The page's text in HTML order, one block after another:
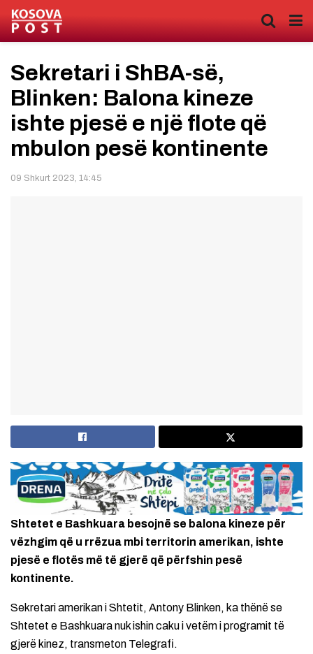
Sekretari i ShBA-së,
Blinken: Balona kineze
ishte pjesë e një flote që
mbulon pesë kontinente
09 Shkurt 2023, 14:45
Shtetet e Bashkuara besojnë se balona kineze për
vëzhgim që u rrëzua mbi territorin amerikan, ishte
pjesë e flotës më të gjerë që përfshin pesë
kontinente.
Sekretari amerikan i Shtetit, Antony Blinken, ka thënë se
Shtetet e Bashkuara nuk ishin caku i vetëm i programit të
gjerë kinez, transmeton Telegrafi.